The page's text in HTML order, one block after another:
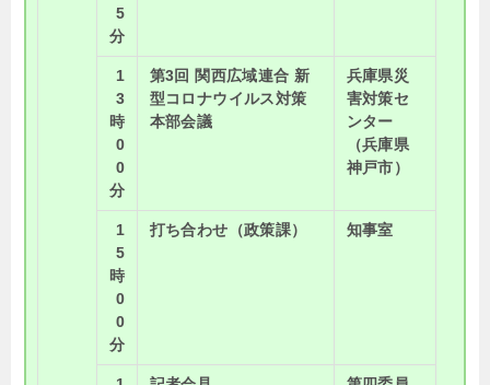
5
分
1
3
時
0
0
分
第3回 関西広域連合 新
型コロナウイルス対策
本部会議
兵庫県災
害対策セ
ンター
（兵庫県
神戸市）
1
5
時
0
0
分
打ち合わせ（政策課） 知事室